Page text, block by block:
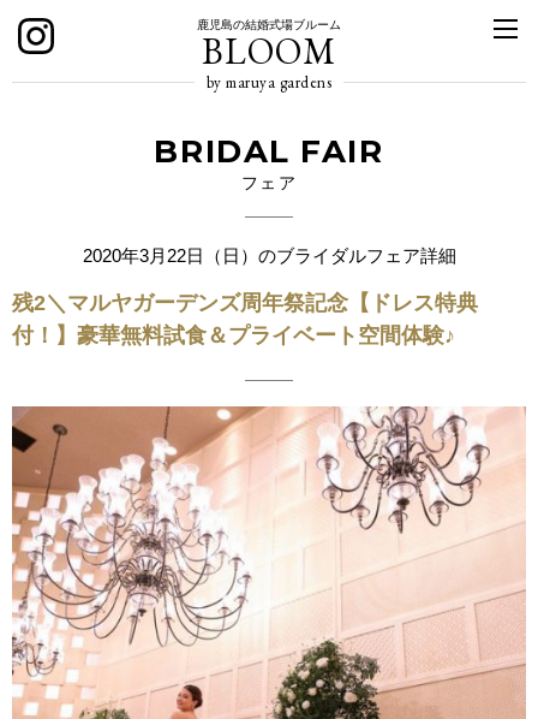
鹿児島の結婚式場ブルーム
BLOOM
by maruya gardens
BRIDAL FAIR
フェア
2020年3月22日（日）のブライダルフェア詳細
残2＼マルヤガーデンズ周年祭記念【ドレス特典
付！】豪華無料試食＆プライベート空間体験♪